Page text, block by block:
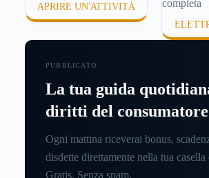
APRIRE UN'ATTIVITÀ
PUBBLICATO
La tua guida
diritti del
Ogni mattina riceverai bonus,
disdette direttamente nella tua casella
Gratis. Senza spam.